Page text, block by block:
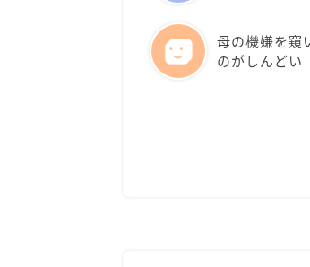
母の機嫌を窺
のがしんどい